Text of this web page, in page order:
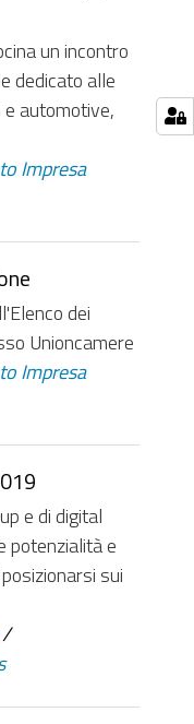
un incontro
dedicato alle
automotive,
Impresa
dei
Unioncamere
Impresa
e di digital
potenzialità e
sui
/